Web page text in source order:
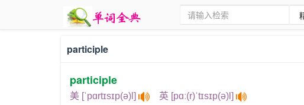
participle
participle
美 [ˈpɑrtɪsɪp(ə)l] 英 [pɑː(r)ˈtɪsɪp(ə)l]